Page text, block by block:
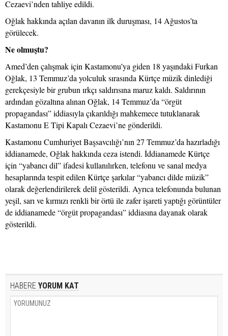
Cezaevi’nden tahliye edildi.
Oğlak hakkında açılan davanın ilk duruşması, 14 Ağustos’ta
görülecek.
Ne olmuştu?
Amed’den çalışmak için Kastamonu’ya giden 18 yaşındaki Furkan
Oğlak, 13 Temmuz’da yolculuk sırasında Kürtçe müzik dinlediği
gerekçesiyle bir grubun ırkçı saldırısına maruz kaldı. Saldırının
ardından gözaltına alınan Oğlak, 14 Temmuz’da “örgüt
propagandası” iddiasıyla çıkarıldığı mahkemece tutuklanarak
Kastamonu E Tipi Kapalı Cezaevi’ne gönderildi.
Kastamonu Cumhuriyet Başsavcılığı’nın 27 Temmuz’da hazırladığı
iddianamede, Oğlak hakkında ceza istendi. İddianamede Kürtçe
için “yabancı dil” ifadesi kullanılırken, telefonu ve sanal medya
hesaplarında tespit edilen Kürtçe şarkılar “yabancı dilde müzik”
olarak değerlendirilerek delil gösterildi. Ayrıca telefonunda bulunan
yeşil, sarı ve kırmızı renkli bir örtü ile zafer işareti yaptığı görüntüler
de iddianamede “örgüt propagandası” iddiasına dayanak olarak
gösterildi.
HABERE YORUM KAT